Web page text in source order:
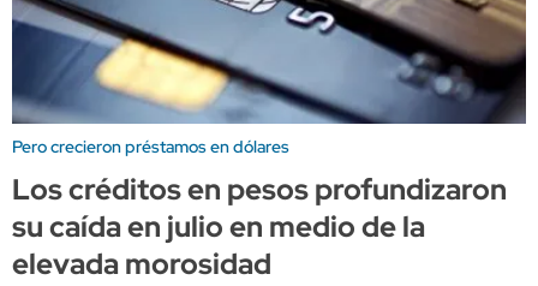
Pero crecieron préstamos en dólares
Los créditos en pesos profundizaron
su caída en julio en medio de la
elevada morosidad